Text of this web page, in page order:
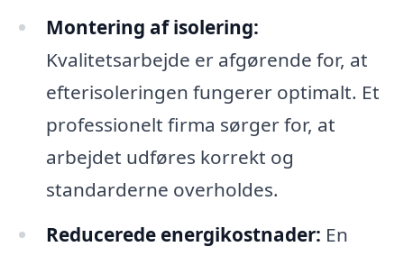
Montering af isolering:
Kvalitetsarbejde er afgørende for, at
efterisoleringen fungerer optimalt. Et
professionelt firma sørger for, at
arbejdet udføres korrekt og
standarderne overholdes.
Reducerede energikostnader: En